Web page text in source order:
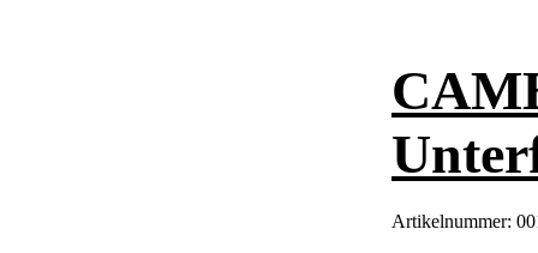
Artikelnummer: